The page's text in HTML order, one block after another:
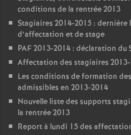
conditions de la rentrée 2013
Stagiaires 2014-2015 :
d’affectation et de stage
PAF2013-2014 : déclaration du
Affectation des stagiaires
Les conditions de formation
admissibles en 2013-2014
Nouvelle liste des supports
la rentrée 2013
Report à lundi 15 des